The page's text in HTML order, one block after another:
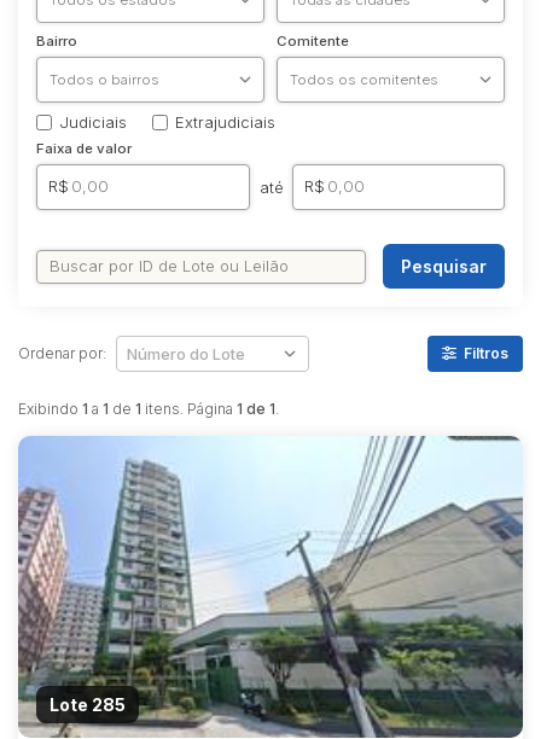
Bairro Comitente
Judiciais Extrajudiciais
Faixa de valor
R$ até R$
Pesquisar
Exibindo 1 a 1 de 1 itens. Página 1 de 1.
Ordenar por: Filtros
Lote 285